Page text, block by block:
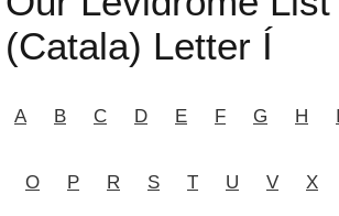
(Catala) Letter Í
A B C D E F G H I
O P R S T U V X